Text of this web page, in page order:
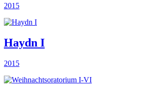
2015
Haydn I
2015